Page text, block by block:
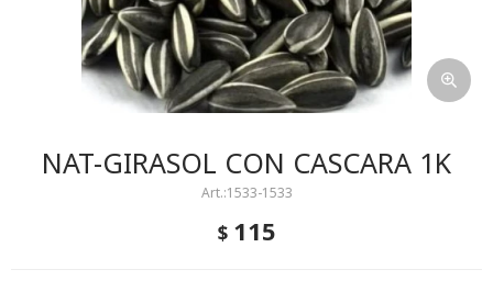
NAT-GIRASOL CON CASCARA 1K
1533-1533
$ 115